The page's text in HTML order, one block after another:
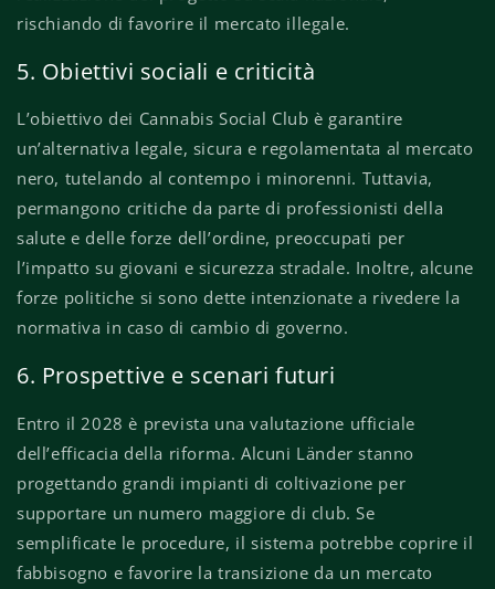
rischiando di favorire il mercato illegale.
5. Obiettivi sociali e criticità
L’obiettivo dei Cannabis Social Club è garantire
un’alternativa legale, sicura e regolamentata al mercato
nero, tutelando al contempo i minorenni. Tuttavia,
permangono critiche da parte di professionisti della
salute e delle forze dell’ordine, preoccupati per
l’impatto su giovani e sicurezza stradale. Inoltre, alcune
forze politiche si sono dette intenzionate a rivedere la
normativa in caso di cambio di governo.
6. Prospettive e scenari futuri
Entro il 2028 è prevista una valutazione ufficiale
dell’efficacia della riforma. Alcuni Länder stanno
progettando grandi impianti di coltivazione per
supportare un numero maggiore di club. Se
semplificate le procedure, il sistema potrebbe coprire il
fabbisogno e favorire la transizione da un mercato